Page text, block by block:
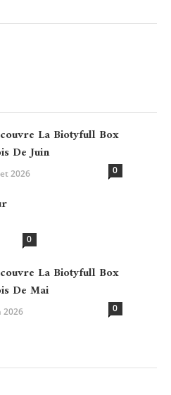
La Biotyfull Box
De Juin
2026 0
0
La Biotyfull Box
De Mai
2026 0